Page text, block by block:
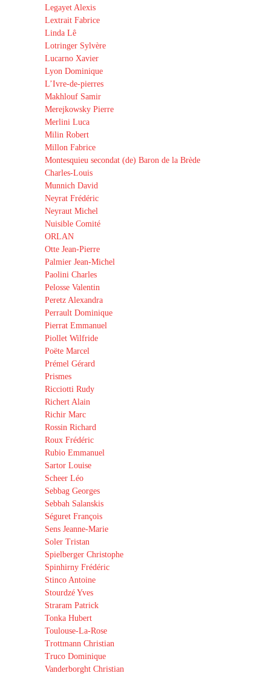
Legayet Alexis
Lextrait Fabrice
Linda Lê
Lotringer Sylvère
Lucarno Xavier
Lyon Dominique
L’Ivre-de-pierres
Makhlouf Samir
Merejkowsky Pierre
Merlini Luca
Milin Robert
Millon Fabrice
Montesquieu secondat (de) Baron de la Brède
Charles-Louis
Munnich David
Neyrat Frédéric
Neyraut Michel
Nuisible Comité
ORLAN
Otte Jean-Pierre
Palmier Jean-Michel
Paolini Charles
Pelosse Valentin
Peretz Alexandra
Perrault Dominique
Pierrat Emmanuel
Piollet Wilfride
Poëte Marcel
Prémel Gérard
Prismes
Ricciotti Rudy
Richert Alain
Richir Marc
Rossin Richard
Roux Frédéric
Rubio Emmanuel
Sartor Louise
Scheer Léo
Sebbag Georges
Sebbah Salanskis
Séguret François
Sens Jeanne-Marie
Soler Tristan
Spielberger Christophe
Spinhirny Frédéric
Stinco Antoine
Stourdzé Yves
Straram Patrick
Tonka Hubert
Toulouse-La-Rose
Trottmann Christian
Truco Dominique
Vanderborght Christian